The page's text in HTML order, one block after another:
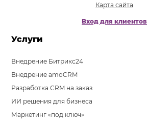
Карта сайта
Вход для клиентов
Услуги
Внедрение Битрикс24
Внедрение amoCRM
Разработка CRM на заказ
ИИ решения для бизнеса
Маркетинг «под ключ»